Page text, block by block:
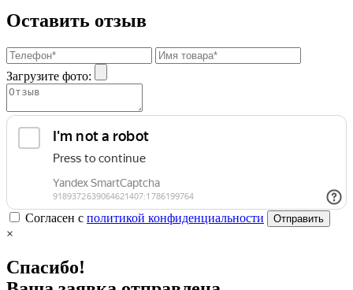
Оставить отзыв
Загрузите фото:
Согласен с политикой конфиденциальности Отправить
×
Спасибо!